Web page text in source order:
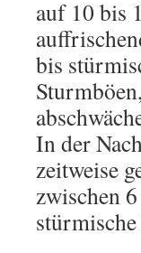
auf 10 bis
bis
In der
zeitweise
zwischen